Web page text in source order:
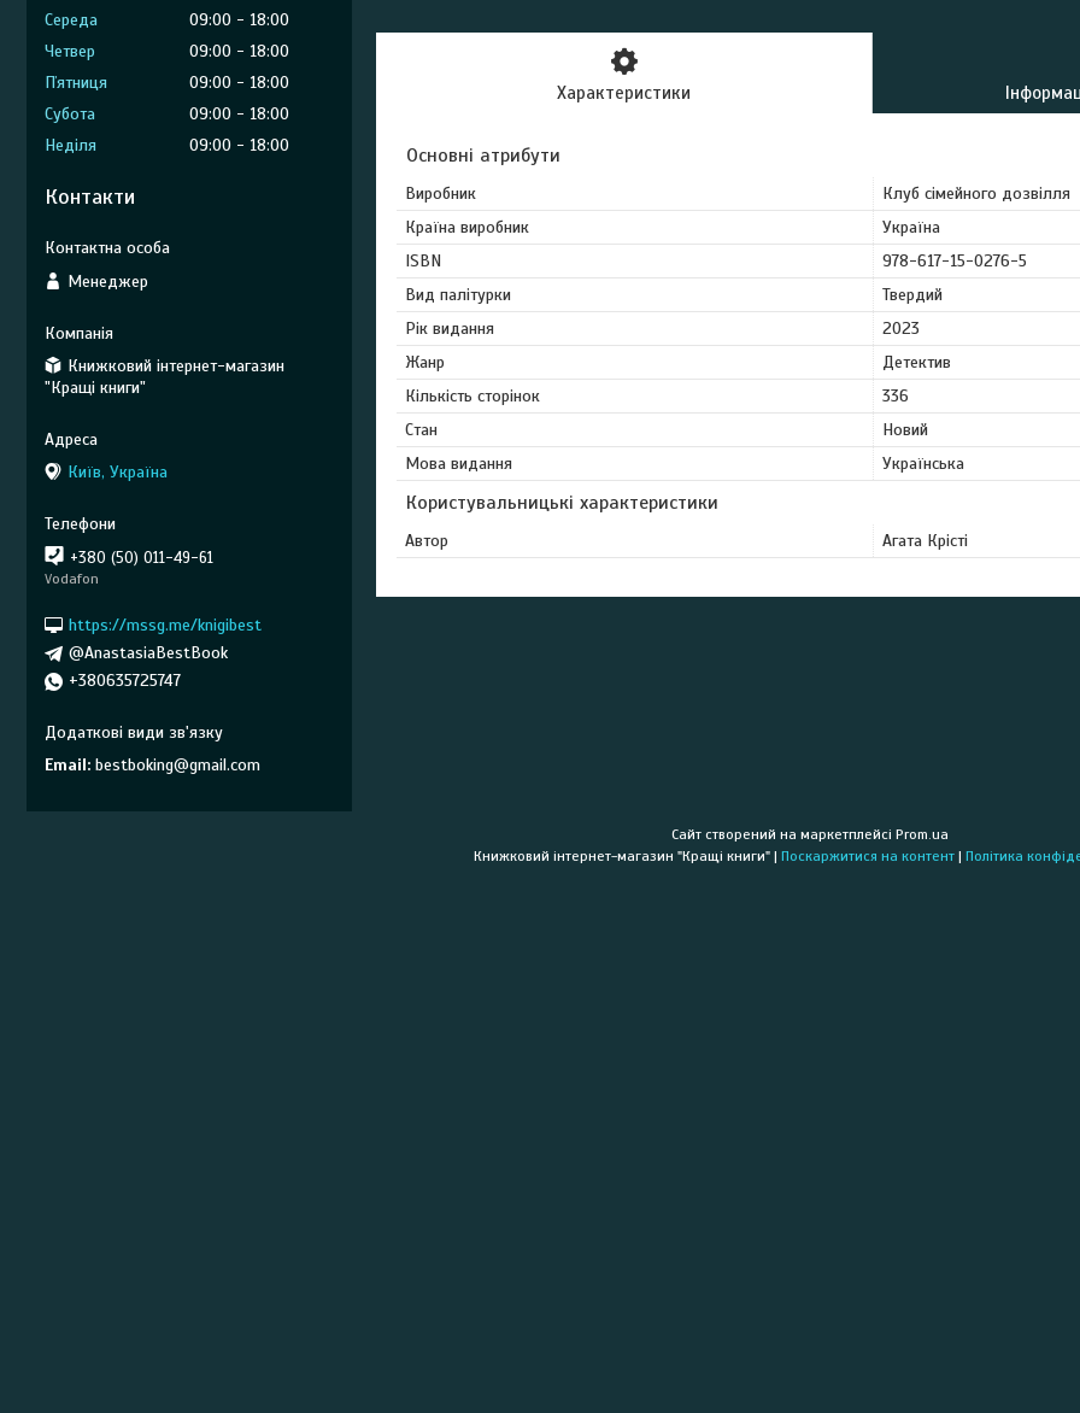
Характеристики
Основні атрибути
Виробник
Клуб сімейного дозвілля
Країна виробник
Україна
ISBN
978-617-15-0276-5
Вид палітурки
Твердий
Рік видання
2023
Жанр
Детектив
Кількість сторінок
336
Стан
Новий
Мова видання
Українська
Користувальницькі характеристики
Автор Агата Крісті
Середа
09:00
18:00
Четвер
09:00
18:00
Пʼятниця
09:00
18:00
Субота
09:00
18:00
Неділя
09:00 18:00
Контакти
Менеджер
Книжковий інтернет-магазин
"Кращі книги"
Київ, Україна
+380 (50) 011-49-61
Vodafon
https://mssg.me/knigibest
@AnastasiaBestBook
+380635725747
Email bestboking@gmail.com
Сайт створений на маркетплейсі Prom.ua
Книжковий інтернет-магазин "Кращі книги" | Поскаржитися на контент | Політика